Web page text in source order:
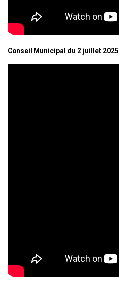
Conseil Municipal du 2 juillet 2025